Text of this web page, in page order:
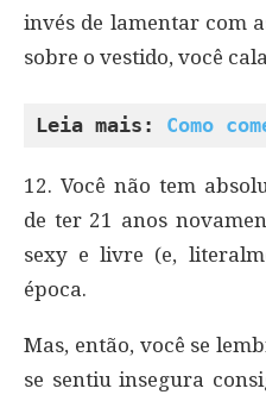
invés de lamentar com
sobre o vestido, você
Leia mais: Como
12. Você não tem
de ter 21 anos
sexy e livre (e,
época.
Mas, então, você se
se sentiu insegura